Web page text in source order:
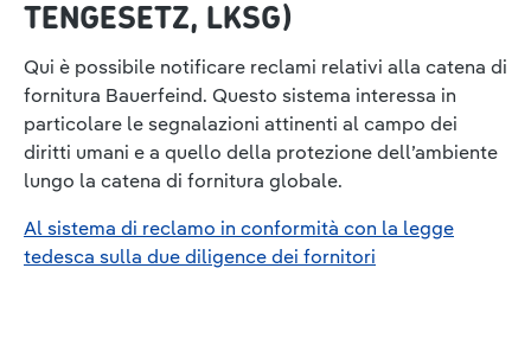
TENGESETZ, LKSG)
Qui è possibile notificare reclami relativi alla catena di
fornitura Bauerfeind. Questo sistema interessa in
particolare le segnalazioni attinenti al campo dei
diritti umani e a quello della protezione dell’ambiente
lungo la catena di fornitura globale.
Al sistema di reclamo in conformità con la legge
tedesca sulla due diligence dei fornitori